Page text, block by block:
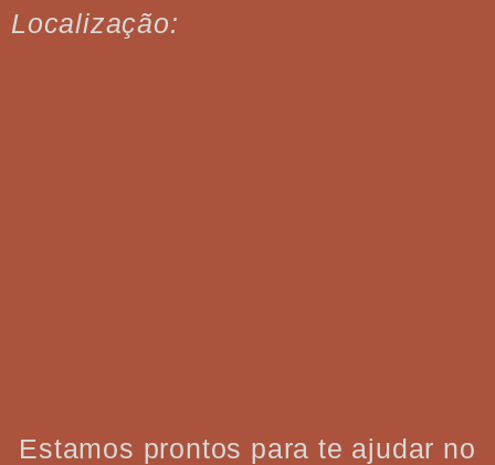
Localização:
Estamos prontos para te ajudar no